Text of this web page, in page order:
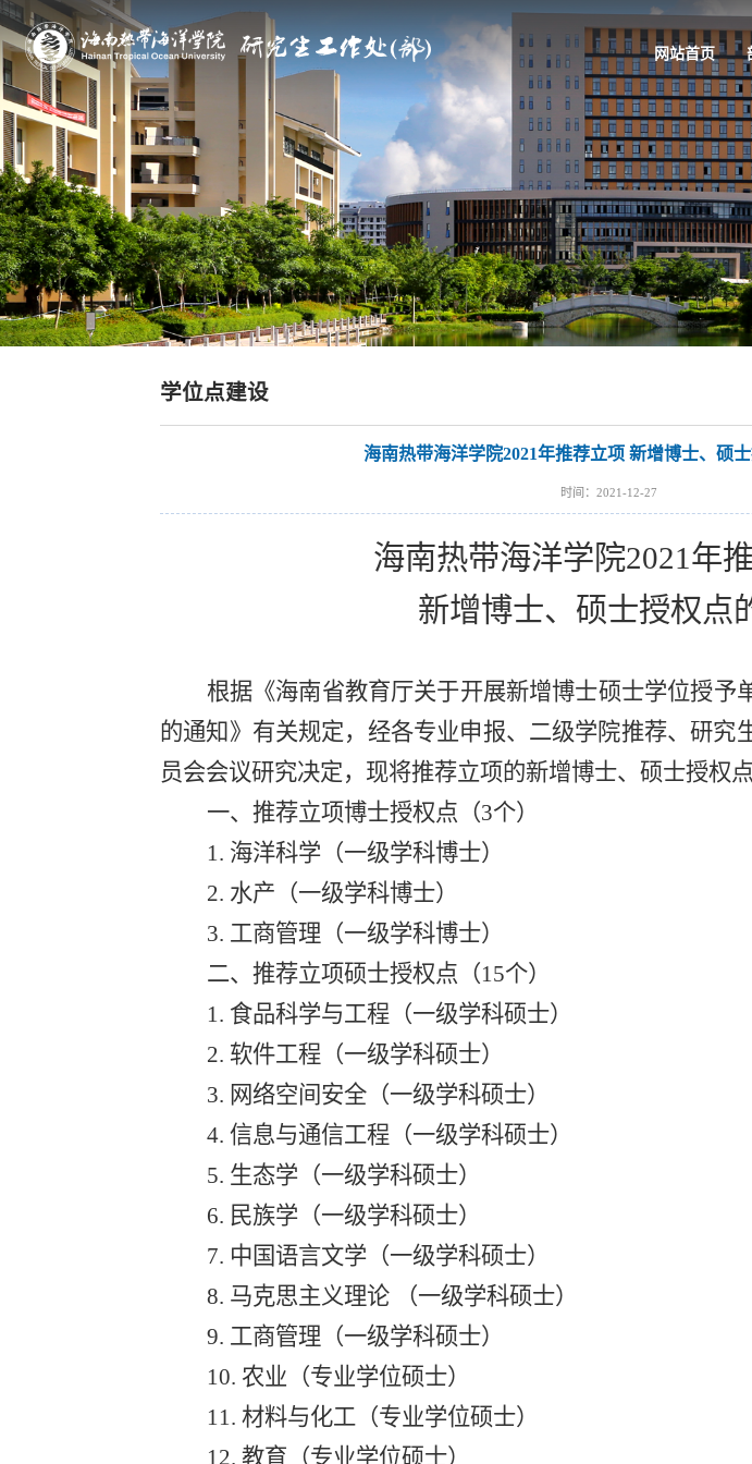
网站首页
学位点建设
海南热带海洋学院2021年推荐立项 新增博士、硕
时间：2021-12-27
海南热带海洋学院2021 年
新增博士、硕士授权点
根据《海南省教育厅关于开展新增博士硕士学位授予
的通知 》有关规定，经各专业申报、二级学院推荐、研究
员会会议研究决定，现将推荐立项的新增博士、硕士授权点
一、推荐立项博士授权点（3个）
1. 海洋科学（一级学科博士）
2. 水产 （一级学科博士）
3. 工商管理 （一级学科博士）
二、推荐立项硕士授权点（15个）
1. 食品科学与工程 （一级学科硕士）
2. 软件工程 （一级学科硕士）
3. 网络空间安全（一级学科硕士）
4. 信息与通信工程 （一级学科硕士）
5. 生态学（一级学科硕士）
6. 民族学（一级学科硕士）
7. 中国语言文学（一级学科硕士）
8. 马克思主义理论 （一级学科硕士）
9. 工商管理 （一级学科硕士）
10. 农业 （专业学位硕士）
11. 材料与化工（专业学位硕士）
12. 教育（专业学位硕士）